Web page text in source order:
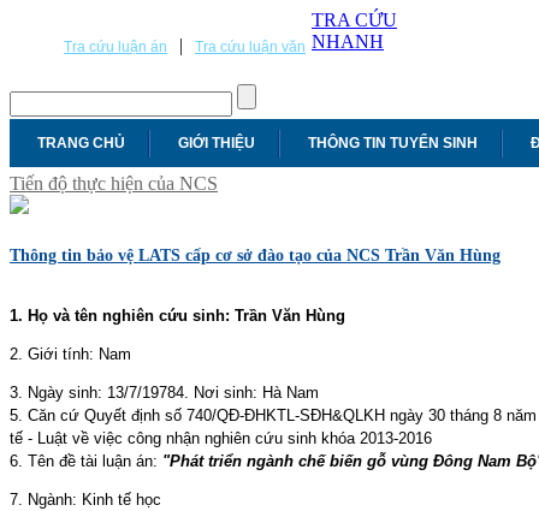
Tra cứu luận án | Tra cứu luận văn
TRA CỨU
NHANH
TRANG CHỦ GIỚI THIỆU THÔNG TIN TUYỂN SINH
Tiến độ thực hiện của NCS
Thông tin bảo vệ LATS cấp cơ sở đào tạo của NCS Trần Văn Hùng
1. Họ và tên nghiên cứu sinh: Trần Văn Hùng
2. Giới tính: Nam
3. Ngày sinh: 13/7/19784. Nơi sinh: Hà Nam
5. Căn cứ Quyết định số 740/QĐ-ĐHKTL-SĐH&QLKH ngày 30 tháng 8
tế - Luật về việc công nhận nghiên cứu sinh khóa 2013-2016
6. Tên đề tài luận án: "Phát triển ngành chế biến gỗ vùng Đông Nam
7. Ngành: Kinh tế học